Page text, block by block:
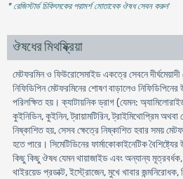
* রেজিস্টার্ড চিকিৎসকের পরামর্শ মোতাবেক ঔষধ সেবন করুন'
ঔষধের মিথষ্ক্রিয়া
মেটফরমিন ও ফিউরোসেমাইড একত্রে সেবনে
নিফিডিপিন মেটফরমিনের শোষণ বাড়ালেও
পরিলক্ষিত হয়। ক্যাটায়নিক ড্রাগ (যেমন:
কুইনিডিন, কুইনিন, ট্রায়ামটিরিন, ট্রাইমিথোপ্রিম অথবা
নিষ্কাশিত হয়, সেসব ক্ষেত্রে নিষ্কাশিত হবার সময়
হতে পারে। সিমেটিডিনের ফার্মাকোকাইনেটিক
কিছু কিছু ঔষধ যেমন থায়াজাইড এবং অন্যান্য মূত্রবর্ধক,
থাইরয়েড প্রডাক্ট, ইস্ট্রোজেন, মুখে খাবার